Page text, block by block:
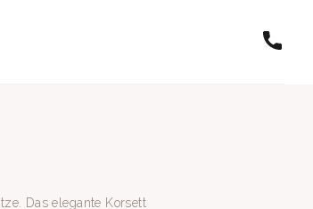
Das elegante Korsett